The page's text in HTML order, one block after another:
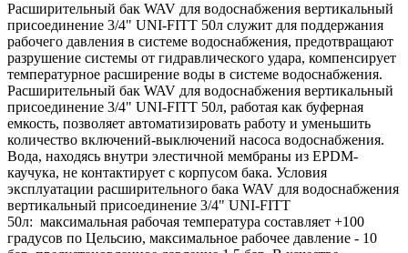
Расширительный бак WAV для водоснабжения вертикальный
присоединение 3/4" UNI-FITT 50л служит для поддержания
рабочего давления в системе водоснабжения, предотвращают
разрушение системы от гидравлического удара, компенсирует
температурное расширение воды в системе водоснабжения.
Расширительный бак WAV для водоснабжения вертикальный
присоединение 3/4" UNI-FITT 50л, работая как буферная
емкость, позволяет автоматизировать работу и уменьшить
количество включений-выключений насоса водоснабжения.
Вода, находясь внутри элестичной мембраны из EPDM-
каучука, не контактирует с корпусом бака. Условия
эксплуатации расширительного бака WAV для водоснабжения
вертикальный присоединение 3/4" UNI-FITT
50л: максимальная рабочая температура составляет +100
градусов по Цельсию, максимальное рабочее давление - 10